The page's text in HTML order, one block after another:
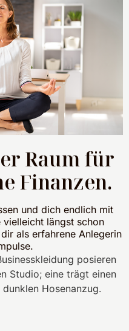
Raum für
Finanzen.
und dich endlich mit
längst schon
als erfahrene Anlegerin